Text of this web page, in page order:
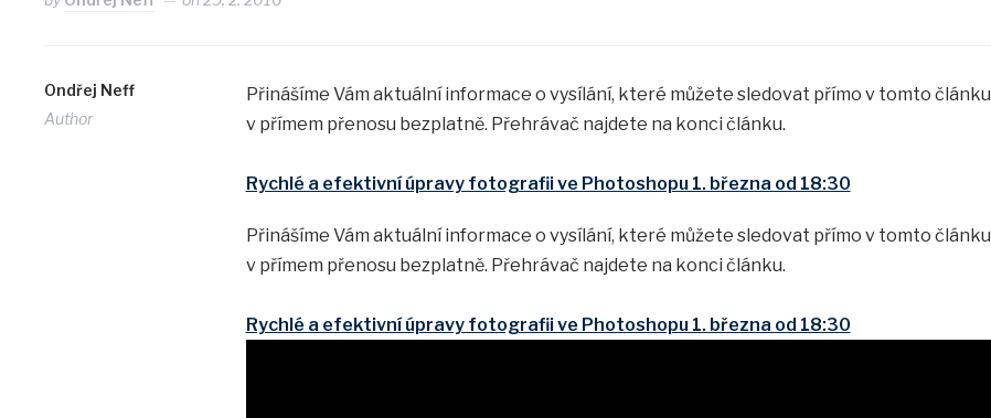
Ondřej Neff
Author
Přinášíme Vám aktuální informace o vysílání, které můžete sledovat přímo v tomto článku
v přímem přenosu bezplatně. Přehrávač najdete na konci článku.
Rychlé a efektivní úpravy fotografii ve Photoshopu 1. března od 18:30
Přinášíme Vám aktuální informace o vysílání, které můžete sledovat přímo v tomto článku
v přímem přenosu bezplatně. Přehrávač najdete na konci článku.
Rychlé a efektivní úpravy fotografii ve Photoshopu 1. března od 18:30